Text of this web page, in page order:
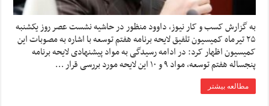
به گزارش کسب و کار نیوز، داوود منظور در حاشیه نشست عصر روز یکشنبه
۲۵ تیرماه کمیسیون تلفیق لایحه برنامه هفتم توسعه با اشاره به مصوبات این
کمیسیون اظهار کرد: در ادامه رسیدگی به مواد پیشنهادی لایحه برنامه
پنجساله هفتم توسعه، مواد ۹ و ۱۰ این لایحه مورد بررسی قرار …
مطالعه بیشتر